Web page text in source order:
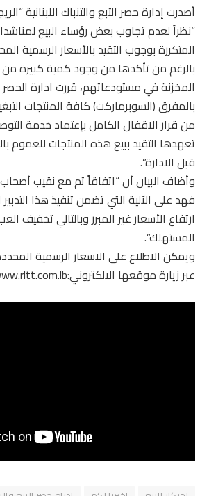
أصدرت إدارة حصر التبع والتنباك اللبنانية
“نظراً لعدم تجاوب بعض رؤساء البيع
المتكررة بوجوب التقيد بالأسعار الرسمية
بالرغم من تأكدها من وجود كمية كبيرة من
المخزنة في مستودعاتهم، قررت ادارة الحصر
بالمفرق (السوبرماركت) كافة المنتجات
تعهدها التقيد ببيع هذه المنتجات للعموم
قبل الادارة”.
وأضاف البيان أن “اتفاقاً تم مع نقيب
فهد على الآلية التي تضمن تنفيذ هذا
ارتفاع الأسعار غير المبرر وبالتالي تخفيف
المستهلك”.
ويمكن الاطلاع على الاسعار الرسمية
عبر زيارة موقعها الالكتروني:www.rltt.com.lb.